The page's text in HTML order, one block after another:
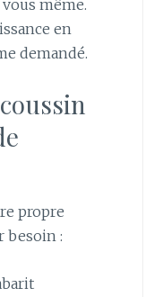
même.
en
demandé.
propre
besoin :